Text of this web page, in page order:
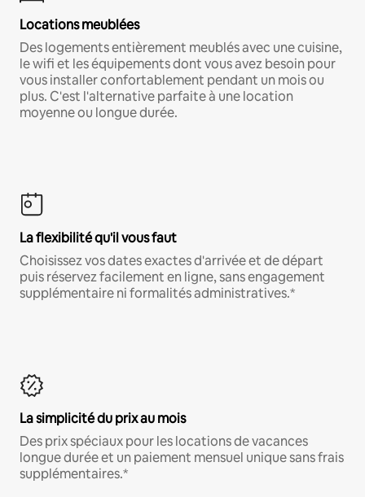
Locations meublées
Des logements entièrement meublés avec une cuisine,
le wifi et les équipements dont vous avez besoin pour
vous installer confortablement pendant un mois ou
plus. C'est l'alternative parfaite à une location
moyenne ou longue durée.
La flexibilité qu'il vous faut
Choisissez vos dates exactes d'arrivée et de départ
puis réservez facilement en ligne, sans engagement
supplémentaire ni formalités administratives.*
La simplicité du prix au mois
Des prix spéciaux pour les locations de vacances
longue durée et un paiement mensuel unique sans frais
supplémentaires.*